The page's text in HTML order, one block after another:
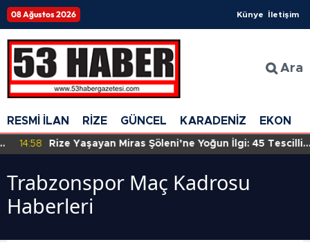
08 Ağustos 2026 Künye İletişim
Ara
RESMİ İLAN RİZE GÜNCEL KARADENİZ
14:58
Rize Yaşayan Miras Şöleni’ne Yoğun İlgi: 45 Tescilli
Trabzonspor Maç Kadrosu
Haberleri